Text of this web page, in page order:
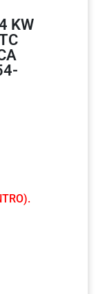
KW